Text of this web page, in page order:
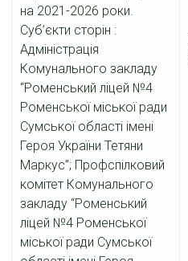
на 2021-2026 роки.
Суб’єкти сторін :
Адміністрація
Комунального закладу
“Роменський ліцей №4
Роменської міської ради
Сумської області імені
Героя України Тетяни
Маркус”; Профспілковий
комітет Комунального
закладу “Роменський
ліцей №4 Роменської
міської ради Сумської